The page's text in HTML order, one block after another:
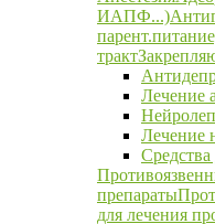
ИАПФ...)
тракт
Лечение
Лечение
препараты
для лечения